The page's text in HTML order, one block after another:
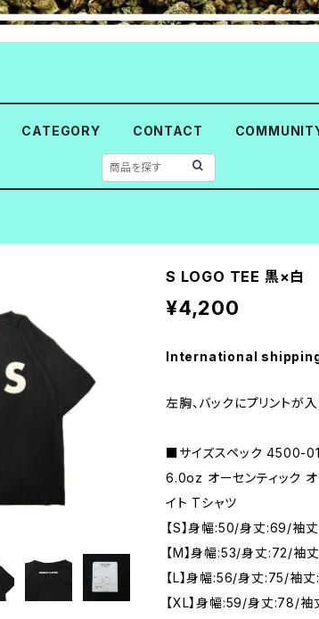
CATEGORY CONTACT
S LOGO TEE 黒×白
¥4,200
International
左胸、バックにプリントが入
■サイズスペック 4500-
6.0oz オーセンティック オ
イト Tシャツ
【S】身幅:50/身丈:69/袖
【M】身幅:53/身丈:72/袖
【L】身幅:56/身丈:75/袖丈
【XL】身幅:59/身丈:78/袖